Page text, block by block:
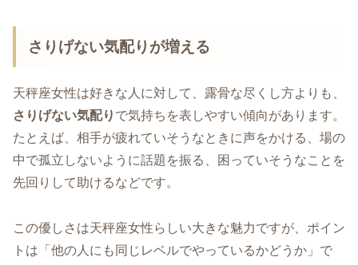
さりげない気配りが増える
天秤座女性は好きな人に対して、露骨な尽くし方よりも、
さりげない気配り で気持ちを表しやすい傾向があります。
たとえば、相手が疲れていそうなときに声をかける、場の
中で孤立しないように話題を振る、困っていそうなことを
先回りして助けるなどです。
この優しさは天秤座女性らしい大きな魅力ですが、ポイン
トは「他の人にも同じレベルでやっているかどうか」で